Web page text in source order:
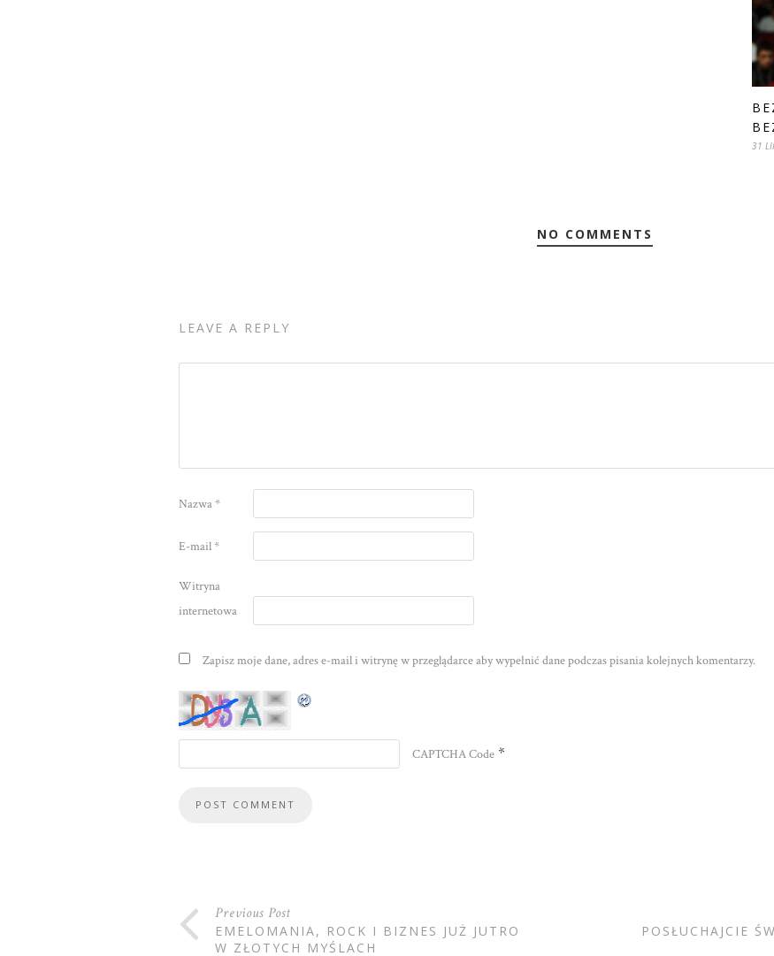
31
NO COMMENTS
LEAVE A REPLY
Nazwa*
E-mail*
Witryna
internetowa
Zapisz moje dane, adres e-mail i witrynę w przeglądarce aby wypełnić dane podczas pisania kolejnych komentarzy.
CAPTCHA Code *
Previous Post
EMELOMANIA, ROCK I BIZNES JUŻ JUTRO
W ZŁOTYCH MYŚLACH
POSŁUCHAJCIE